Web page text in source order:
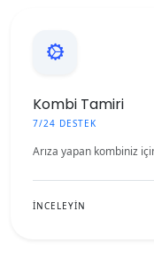
Kombi Tamiri
7/24 DESTEK
Arıza yapan kombiniz
İNCELEYİN